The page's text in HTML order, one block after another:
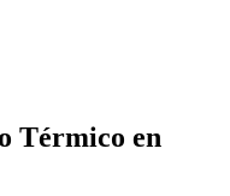
Térmico en